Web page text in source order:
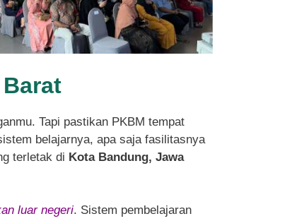
Tapi pastikan PKBM tempat
belajarnya, apa saja fasilitasnya
terletak di Kota Bandung, Jawa
luar negeri. Sistem pembelajaran